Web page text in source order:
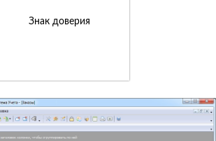
Знак доверия